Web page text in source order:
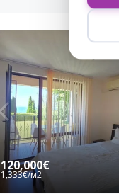
120,000€
1,333€/м2